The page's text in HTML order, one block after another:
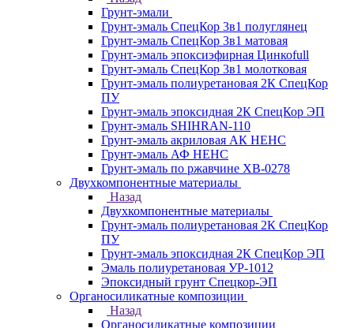
Грунт-эмали
Грунт-эмаль СпецКор 3в1 полуглянец
Грунт-эмаль СпецКор 3в1 матовая
Грунт-эмаль эпоксиэфирная Цинкоfull
Грунт-эмаль СпецКор 3в1 молотковая
Грунт-эмаль полиуретановая 2К СпецКор
ПУ
Грунт-эмаль эпоксидная 2К СпецКор ЭП
Грунт-эмаль SHIHRAN-110
Грунт-эмаль акриловая АК НЕНС
Грунт-эмаль АФ НЕНС
Грунт-эмаль по ржавчине ХВ-0278
Двухкомпонентные материалы
Назад
Двухкомпонентные материалы
Грунт-эмаль полиуретановая 2К СпецКор
ПУ
Грунт-эмаль эпоксидная 2К СпецКор ЭП
Эмаль полиуретановая УР-1012
Эпоксидный грунт Спецкор-ЭП
Органосиликатные композиции
Назад
Органосиликатные композиции